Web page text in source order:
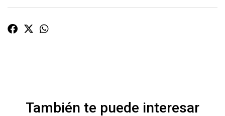
También te puede interesar